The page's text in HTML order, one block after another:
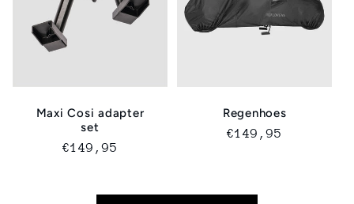
Maxi Cosi adapter
set
Normale
€149,95
Regenhoes
Normale
€149,95